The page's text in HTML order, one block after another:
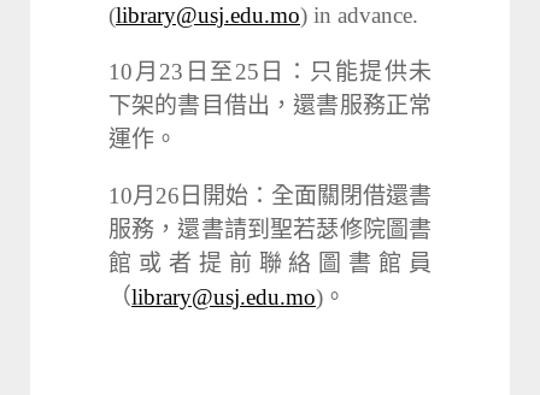
(library@usj.edu.mo) in advance.
10月23日至25日：只能提供未
下架的書目借出，還書服務正常
運作。
10月26日開始：全面關閉借還書
服務，還書請到聖若瑟修院圖書
館或者提前聯絡圖書館員
（library@usj.edu.mo)。